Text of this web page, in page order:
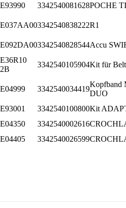
E93990
3342540081628POCHE
E037AA003342540838222R1
E092DA003342540828544Accu
E36R10
2B
3342540105904Kit für
E04999 3342540034419
Kopfband
DUO
E93001
3342540100800Kit
E04350
3342540002616
E04405
3342540026599